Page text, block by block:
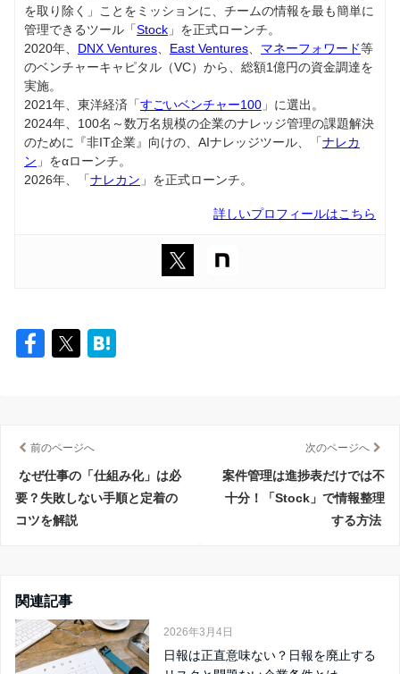
を取り除く」ことをミッションに、チームの情報を最も簡単に
管理できるツール「Stock 」を正式ローンチ。
2020年、 DNX Ventures East Ventures マネーフォワード等
のベンチャーキャピタル（VC）から、総額1億円の資金調達を
実施。
2021年、東洋経済「すごいベンチャー100 」に選出。
2024年、100名～数万名規模の企業のナレッジ管理の課題解決
のために『非IT企業』向けの、AIナレッジツール、「ナレカ
ン 」をαローンチ。
2026年、「ナレカン 」を正式ローンチ。
詳しいプロフィールはこちら
前のページへ
なぜ仕事の「仕組み化」は必
要？失敗しない手順と定着の
コツを解説
次のページへ
案件管理は進捗表だけでは不
十分！「Stock」で情報整理
する方法
関連記事
2026年3月4日
日報は正直意味ない？日報を廃止する